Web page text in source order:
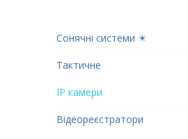
Сонячні системи ☀
Тактичне
IP камери
Відеореєстратори